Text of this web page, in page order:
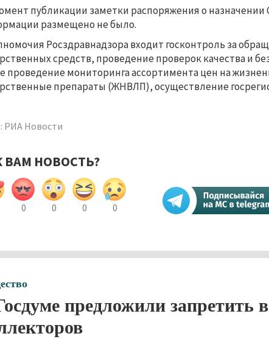
публикации заметки распоряжения о назначении
размещено не было.
Росздравнадзора входит госконтроль за
средств, проведение проверок качества и
проведение мониторинга ассортимента цен на
препараты (ЖНВЛП), осуществление
РИА Новости
ВАМ НОВОСТЬ?
0 0 0 0
предложили запретить